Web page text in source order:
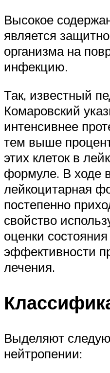
Высокое
является
организма на
инфекцию.
Так, известный
Комаровский
интенсивнее
тем выше
этих клеток в
формуле. В ходе
лейкоцитарная
постепенно
свойство
оценки
эффективности
лечения.
Выделяют
нейтропении: